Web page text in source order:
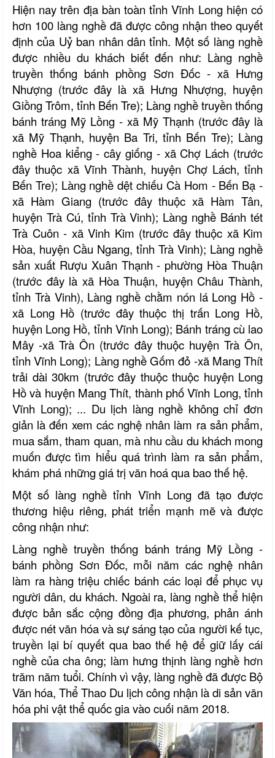
Hiện nay trên địa bàn toàn tỉnh Vĩnh Long hiện có
hơn 100 làng nghề đã được công nhận theo quyết
định của Uỷ ban nhân dân tỉnh. Một số làng nghề
được nhiều du khách biết đến như: Làng nghề
truyền thống bánh phồng Sơn Đốc - xã Hưng
Nhượng (trước đây là xã Hưng Nhượng, huyện
Giồng Trôm, tỉnh Bến Tre); Làng nghề truyền thống
bánh tráng Mỹ Lồng - xã Mỹ Thạnh (trước đây là
xã Mỹ Thạnh, huyện Ba Tri, tỉnh Bến Tre); Làng
nghề Hoa kiểng - cây giống - xã Chợ Lách (trước
đây thuộc xã Vĩnh Thành, huyện Chợ Lách, tỉnh
Bến Tre); Làng nghề dệt chiếu Cà Hom - Bến Bạ -
xã Hàm Giang (trước đây thuộc xã Hàm Tân,
huyện Trà Cú, tỉnh Trà Vinh); Làng nghề Bánh tét
Trà Cuôn - xã Vinh Kim (trước đây thuộc xã Kim
Hòa, huyện Cầu Ngang, tỉnh Trà Vinh); Làng nghề
sản xuất Rượu Xuân Thạnh - phường Hòa Thuận
(trước đây là xã Hòa Thuận, huyện Châu Thành,
tỉnh Trà Vinh), Làng nghề chằm nón lá Long Hồ -
xã Long Hồ (trước đây thuộc thị trấn Long Hồ,
huyện Long Hồ, tỉnh Vĩnh Long); Bánh tráng cù lao
Mây -xã Trà Ôn (trước đây thuộc huyện Trà Ôn,
tỉnh Vĩnh Long); Làng nghề Gốm đỏ -xã Mang Thít
trải dài 30km (trước đây thuộc thuộc huyện Long
Hồ và huyện Mang Thít, thành phố Vĩnh Long, tỉnh
Vĩnh Long); ... Du lịch làng nghề không chỉ đơn
giản là đến xem các nghệ nhân làm ra sản phẩm,
mua sắm, tham quan, mà nhu cầu du khách mong
muốn được tìm hiểu quá trình làm ra sản phẩm,
khám phá những giá trị văn hoá qua bao thế hệ.
Một số làng nghề tỉnh Vĩnh Long đã tạo được
thương hiệu riêng, phát triển mạnh mẽ và được
công nhận như:
Làng nghề truyền thống bánh tráng Mỹ Lồng -
bánh phồng Sơn Đốc, mỗi năm các nghệ nhân
làm ra hàng triệu chiếc bánh các loại để phục vụ
người dân, du khách. Ngoài ra, làng nghề thể hiện
được bản sắc cộng đồng địa phương, phản ánh
được nét văn hóa và sự sáng tạo của người kế tục,
truyền lại bí quyết qua bao thế hệ để giữ lấy cái
nghề của cha ông; làm hưng thịnh làng nghề hơn
trăm năm tuổi. Chính vì vậy, làng nghề đã được Bộ
Văn hóa, Thể Thao Du lịch công nhận là di sản văn
hóa phi vật thể quốc gia vào cuối năm 2018.